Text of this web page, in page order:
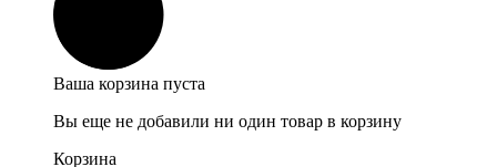
Ваша корзина пуста
Вы еще не добавили ни один товар в корзину
Корзина